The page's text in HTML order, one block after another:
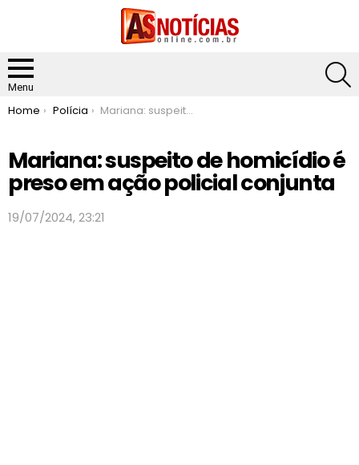
Menu
You are here:
Home Polícia Mariana: suspeito de homicídio é preso em ação policial conjunta
Mariana: suspeito de homicídio é
preso em ação policial conjunta
19/07/2024, 23:21